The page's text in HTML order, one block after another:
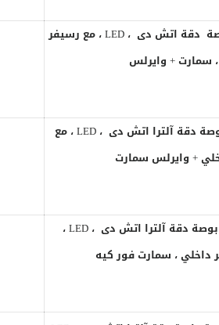
شاشة سامسونج 32 بوصة دقة اتش دى ، LED ، مع رسيفر
سمارت + وايرلس
شاشة سامسونج 50 بوصة دقة آلترا اتش دى ، LED ، مع
+ وايرلس سمارت
شاشة سامسونج 65 بوصة دقة آلترا اتش دى ، LED ،
داخلي ، سمارت فور كيه